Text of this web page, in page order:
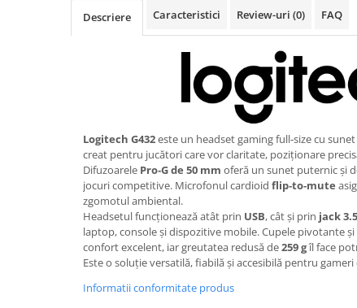
Cerneală & Cap de Printare
Imprimante Large Format Printer
Plottere & Scannere
Scannere Documente
TV, Audio-Video & Multimedia
Monitoare Gaming & Consumer
Descriere Caracteristici Review-uri (0) FAQ
Logitech G432este un headset gaming full‑size cu
creat pentru jucători care vor claritate, poziționare
Difuzoarele Pro‑G de 50 mm oferă un sunet puternic și
jocuri competitive. Microfonul cardioid flip‑to‑mute
zgomotul ambiental.
Headsetul funcționează atât prin USB, cât și prin jack
laptop, console și dispozitive mobile. Cupele pivotante
confort excelent, iar greutatea redusă de259 gîl face
Este o soluție versatilă, fiabilă și accesibilă pentru
Informatii conformitate produs